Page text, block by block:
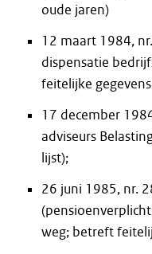
oude jaren)
12 maart 1984,
dispensatie
feitelijke
17 december
adviseurs
lijst);
26 juni 1985, nr.
weg; betreft